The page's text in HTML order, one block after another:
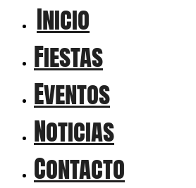
Inicio
Fiestas
Eventos
Noticias
Contacto